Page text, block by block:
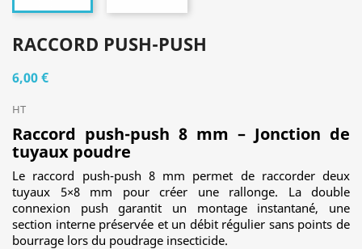
RACCORD PUSH-PUSH
6,00 €
HT
Raccord push-push 8 mm – Jonction de
tuyaux poudre
Le raccord push-push 8 mm permet de raccorder deux
tuyaux 5×8 mm pour créer une rallonge. La double
connexion push garantit un montage instantané, une
section interne préservée et un débit régulier sans points de
bourrage lors du poudrage insecticide.